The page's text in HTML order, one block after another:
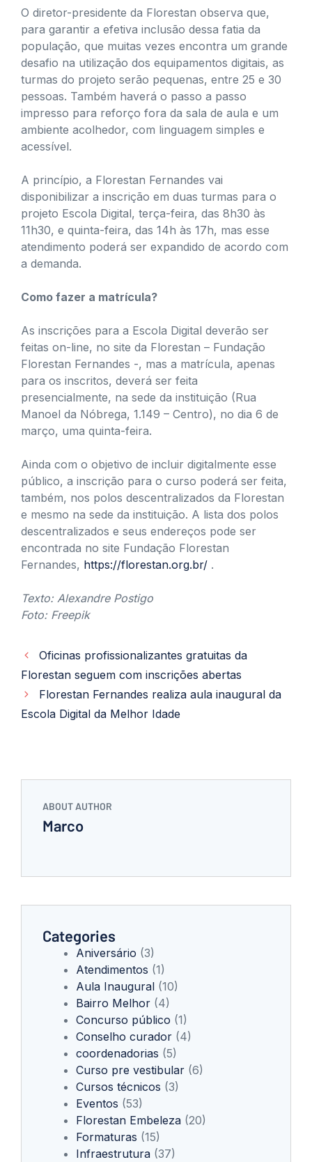
O diretor-presidente da Florestan observa que,
para garantir a efetiva inclusão dessa fatia da
população, que muitas vezes encontra um grande
desafio na utilização dos equipamentos digitais, as
turmas do projeto serão pequenas, entre 25 e 30
pessoas. Também haverá o passo a passo
impresso para reforço fora da sala de aula e um
ambiente acolhedor, com linguagem simples e
acessível.
A princípio, a Florestan Fernandes vai
disponibilizar a inscrição em duas turmas para o
projeto Escola Digital, terça-feira, das 8h30 às
11h30, e quinta-feira, das 14h às 17h, mas esse
atendimento poderá ser expandido de acordo com
a demanda.
Como fazer a matrícula?
As inscrições para a Escola Digital deverão ser
feitas on-line, no site da Florestan – Fundação
Florestan Fernandes -, mas a matrícula, apenas
para os inscritos, deverá ser feita
presencialmente, na sede da instituição (Rua
Manoel da Nóbrega, 1.149 – Centro), no dia 6 de
março, uma quinta-feira.
Ainda com o objetivo de incluir digitalmente esse
público, a inscrição para o curso poderá ser feita,
também, nos polos descentralizados da Florestan
e mesmo na sede da instituição. A lista dos polos
descentralizados e seus endereços pode ser
encontrada no site Fundação Florestan
Fernandes, https://florestan.org.br/ .
Texto: Alexandre Postigo
Foto: Freepik
Oficinas profissionalizantes gratuitas da
Florestan seguem com inscrições abertas
Florestan Fernandes realiza aula inaugural da
Escola Digital da Melhor Idade
ABOUT AUTHOR
Marco
Categories
Aniversário (3)
Atendimentos (1)
Aula Inaugural (10)
Bairro Melhor (4)
Concurso público (1)
Conselho curador (4)
coordenadorias (5)
Curso pre vestibular (6)
Cursos técnicos (3)
Eventos (53)
Florestan Embeleza (20)
Formaturas (15)
Infraestrutura (37)